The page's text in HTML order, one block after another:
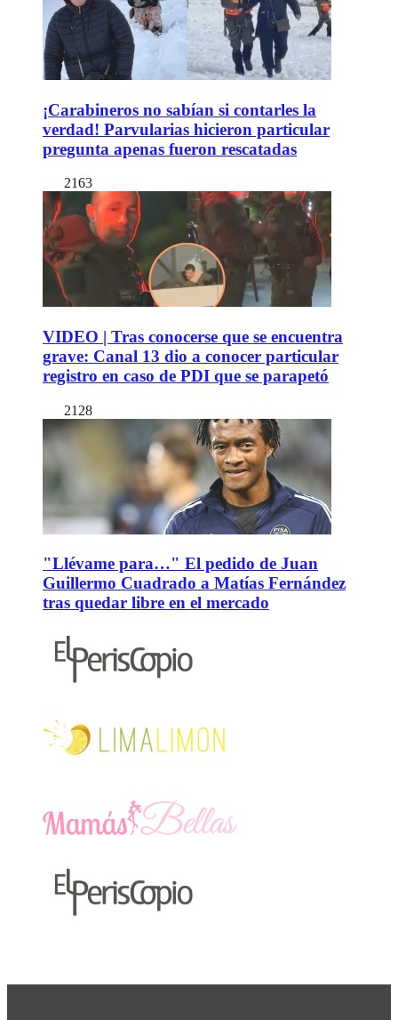
¡Carabineros no sabían si contarles la
verdad! Parvularias hicieron particular
pregunta apenas fueron rescatadas
2163
VIDEO | Tras conocerse que se encuentra
grave: Canal 13 dio a conocer particular
registro en caso de PDI que se parapetó
2128
"Llévame para…" El pedido de Juan
Guillermo Cuadrado a Matías Fernández
tras quedar libre en el mercado